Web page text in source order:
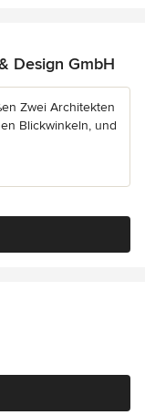
Design GmbH
Zwei Architekten
Blickwinkeln, und